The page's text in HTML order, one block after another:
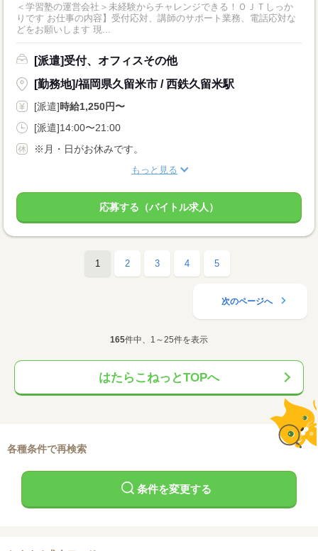
＜学習塾の運営会社＞未経験からチャレンジできる！ＯＪＴしっか
りです お仕事の内容】受付応対、講師のサポート業務、電話応対な
どをお願いします 現...
[派遣]受付、オフィスその他
[勤務地]/福岡県久留米市 / 西鉄久留米駅
[派遣]時給1,250円〜
[派遣]14:00〜21:00
※月・日がお休みです。
もっと見る
応募する（バイトル求人）
1 2 3 4 5
次のページへ
165件中、1～25件を表示
はたらこねっとTOPへ
各種条件で再検索
条件を変更する